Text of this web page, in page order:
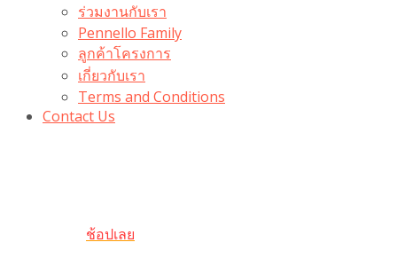
ร่วมงานกับเรา
Pennello Family
ลูกค้าโครงการ
เกี่ยวกับเรา
Terms and Conditions
Contact Us
ช้อปเลย